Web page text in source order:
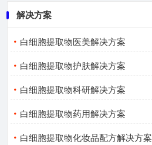
解决方案
白细胞提取物医美解决方案
白细胞提取物护肤解决方案
白细胞提取物科研解决方案
白细胞提取物药用解决方案
白细胞提取物化妆品配方解决方案